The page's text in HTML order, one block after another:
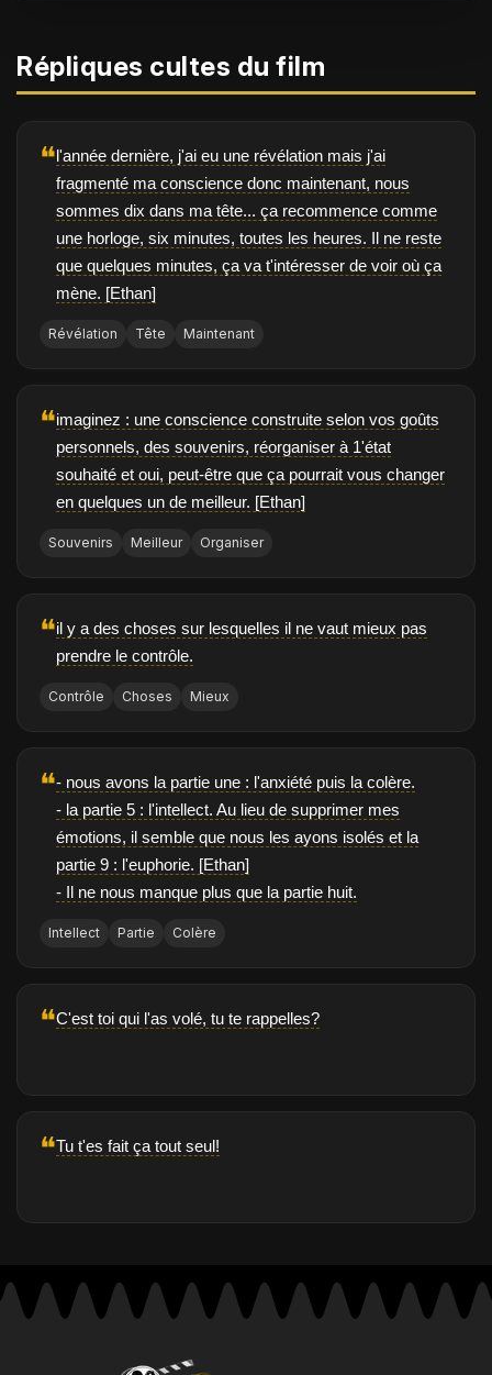
Répliques cultes du film
❝l'année dernière, j'ai eu une révélation mais j'ai
fragmenté ma conscience donc maintenant, nous
sommes dix dans ma tête... ça recommence comme
une horloge, six minutes, toutes les heures. Il ne reste
que quelques minutes, ça va t'intéresser de voir où ça
mène. [Ethan]
Révélation Tête Maintenant
❝imaginez : une conscience construite selon vos goûts
personnels, des souvenirs, réorganiser à 1'état
souhaité et oui, peut-être que ça pourrait vous changer
en quelques un de meilleur. [Ethan]
Souvenirs Meilleur Organiser
❝il y a des choses sur lesquelles il ne vaut mieux pas
prendre le contrôle.
Contrôle Choses Mieux
❝- nous avons la partie une : l'anxiété puis la colère.
- la partie 5 : l'intellect. Au lieu de supprimer mes
émotions, il semble que nous les ayons isolés et la
partie 9 : l'euphorie. [Ethan]
- Il ne nous manque plus que la partie huit.
Intellect Partie Colère
❝C'est toi qui l'as volé, tu te rappelles?
❝Tu t'es fait ça tout seul!